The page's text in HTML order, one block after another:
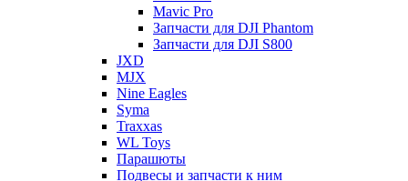
Mavic Pro
Запчасти для DJI Phantom
Запчасти для DJI S800
JXD
MJX
Nine Eagles
Syma
Traxxas
WL Toys
Парашюты
Подвесы и запчасти к ним